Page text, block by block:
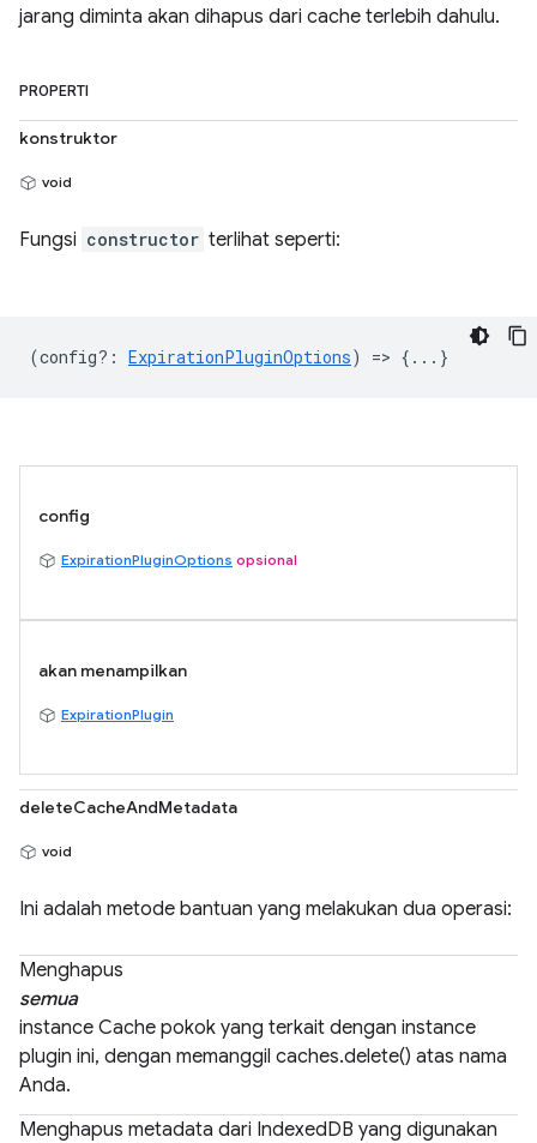
jarang diminta akan dihapus dari cache terlebih dahulu.
PROPERTI
konstruktor
void
Fungsi constructor terlihat seperti:
(config? : ExpirationPluginOptions) => {...}
config
ExpirationPluginOptions opsional
akan menampilkan
ExpirationPlugin
deleteCacheAndMetadata
void
Ini adalah metode bantuan yang melakukan dua operasi:
Menghapus
semua
instance Cache pokok yang terkait dengan instance
plugin ini, dengan memanggil caches.delete() atas nama
Anda.
Menghapus metadata dari IndexedDB yang digunakan